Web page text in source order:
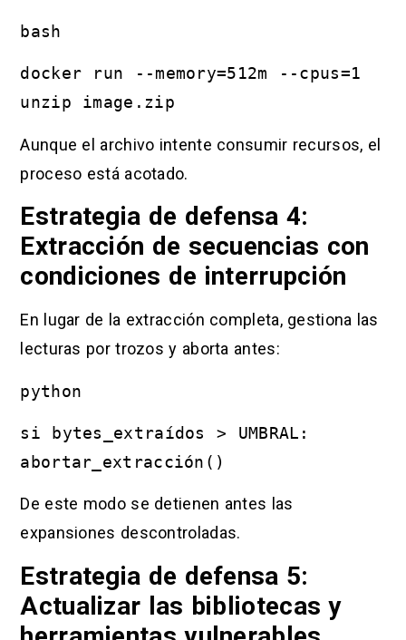
bash
docker run --memory=512m --cpus=1
unzip image.zip
Aunque el archivo intente consumir recursos, el
proceso está acotado.
Estrategia de defensa 4:
Extracción de secuencias con
condiciones de interrupción
En lugar de la extracción completa, gestiona las
lecturas por trozos y aborta antes:
python
si bytes_extraídos > UMBRAL:
abortar_extracción()
De este modo se detienen antes las
expansiones descontroladas.
Estrategia de defensa 5:
Actualizar las bibliotecas y